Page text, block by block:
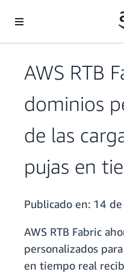
AWS RTB
dominios
de las
pujas en
Publicado en: 14
AWS RTB Fabric
personalizados
en tiempo real